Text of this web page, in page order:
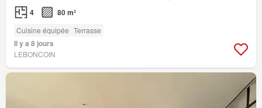
4 80 m²
Cuisine équipée Terrasse
Il y a 8 jours
LEBONCOIN